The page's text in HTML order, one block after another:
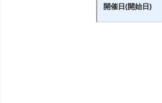
開催日(開始日)